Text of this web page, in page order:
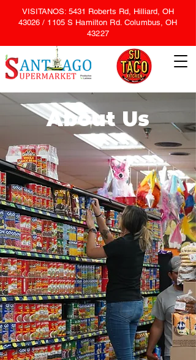
VISITANOS: 5431 Roberts Rd, Hilliard, OH
43026 / 1105 S Hamilton Rd. Columbus, OH
43227
About Us